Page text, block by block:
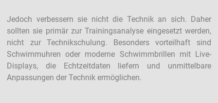
Jedoch verbessern sie nicht die Technik an sich. Daher
sollten sie primär zur Trainingsanalyse eingesetzt werden,
nicht zur Technikschulung. Besonders vorteilhaft sind
Schwimmuhren oder moderne Schwimmbrillen mit Live-
Displays, die Echtzeitdaten liefern und unmittelbare
Anpassungen der Technik ermöglichen.